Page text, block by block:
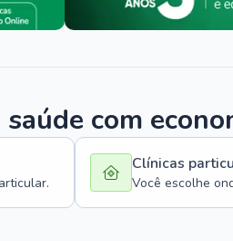
com
Clínicas
Você escolhe